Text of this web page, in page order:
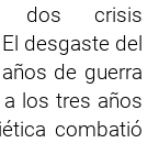
dos crisis
desgaste del
de guerra
los tres años
combatió